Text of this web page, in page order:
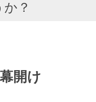
？
開け